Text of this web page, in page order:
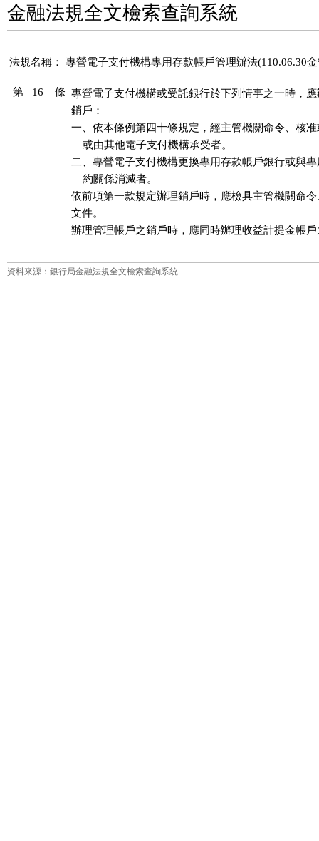
金融法規全文檢索查詢系統
法規名稱： 專營電子支付機構專用存款帳戶管理辦法(110.06.30
第 16 條 專營電子支付機構或受託銀行於下列情事之一時，
銷戶：
一、依本條例第四十條規定，經主管機關命令、核
    或由其他電子支付機構承受者。
二、專營電子支付機構更換專用存款帳戶銀行或與
    約關係消滅者。
依前項第一款規定辦理銷戶時，應檢具主管機關命
文件。
辦理管理帳戶之銷戶時，應同時辦理收益計提金帳
資料來源：銀行局金融法規全文檢索查詢系統